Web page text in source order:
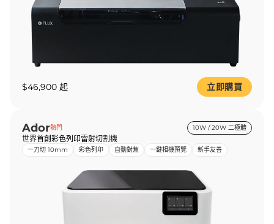
$46,900 起 立即購買
Ador熱門 10W / 20W 二極體
世界首創彩色列印雷射切割機
一刀切 10mm 彩色列印 自動對焦 一鍵相機預覽 新手友善